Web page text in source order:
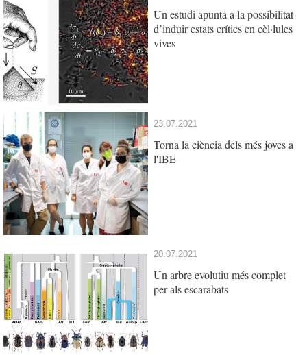
Un estudi apunta a la possibilitat
d’induir estats crítics en cèl·lules
vives
23.07.2021
Torna la ciència dels més joves a
l'IBE
20.07.2021
Un arbre evolutiu més complet
per als escarabats